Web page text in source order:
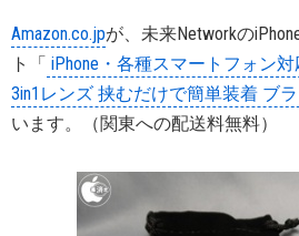
Amazon.co.jpが、未来Networkの
ト「 iPhone・各種スマートフォン
3in1レンズ 挟むだけで簡単装着 ブ
います。（関東への配送料無料）